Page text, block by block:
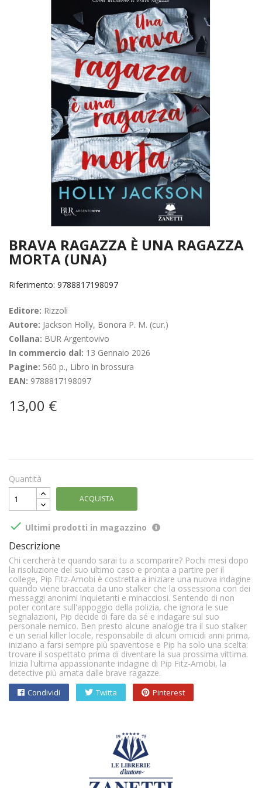
BRAVA RAGAZZA È UNA RAGAZZA
MORTA (UNA)
Riferimento: 9788817198097
Editore: Rizzoli
Autore: Jackson Holly, Bonora P. M. (cur.)
Collana: BUR Argentovivo
In commercio dal: 13 Gennaio 2026
Pagine: 560 p., Libro in brossura
EAN: 9788817198097
13,00 €
Quantità
ACQUISTA
 Ultimi prodotti in magazzino
Descrizione
Chi cercherà te quando sarai tu a scomparire? Pochi mesi dopo
la risoluzione del suo ultimo caso e pronta a partire per il
college, Pip Fitz-Amobi è costretta a iniziare una nuova indagine
quando viene braccata da uno stalker che la ossessiona con dei
messaggi anonimi inquietanti e minacciosi. Sentendo di non
poter contare sull'appoggio della polizia, che ignora le sue
segnalazioni, Pip decide di fare da sé e indagare sul suo
personale nemico. Ben presto alcune analogie tra il suo stalker
e un serial killer locale, responsabile di alcuni omicidi anni prima,
iniziano a farsi sempre più spaventose e Pip ha solo una scelta:
trovare il sospettato prima di diventare la sua prossima vittima.
Inizia l'ultima appassionante indagine di Pip Fitz-Amobi, la
detective più amata dalle brave ragazze.
Condividi Twitta Pinterest